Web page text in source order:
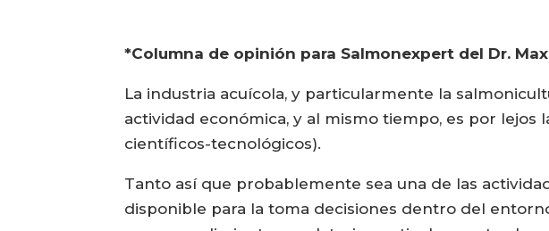
*Columna de opinión para Salmonexpert del Dr.
La industria acuícola, y particularmente la
actividad económica, y al mismo tiempo, es por
científicos-tecnológicos).
Tanto así que probablemente sea una de las
disponible para la toma decisiones dentro del